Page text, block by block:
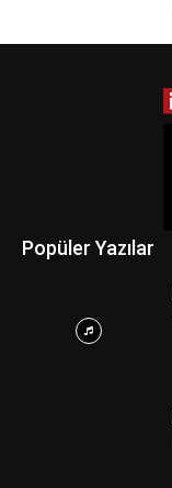
Popüler Yazılar